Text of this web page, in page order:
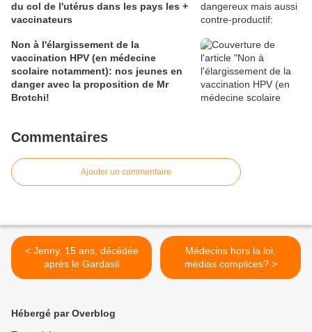
du col de l'utérus dans les pays les +
vaccinateurs
Non à l'élargissement de la
vaccination HPV (en médecine
scolaire notamment): nos jeunes en
danger avec la proposition de Mr
Brotchi!
Commentaires
Ajouter un commentaire
< Jenny, 15 ans, décédée
après le Gardasil
Médecins hors la loi,
médias complices? >
Hébergé par Overblog